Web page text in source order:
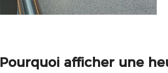
Pourquoi afficher une